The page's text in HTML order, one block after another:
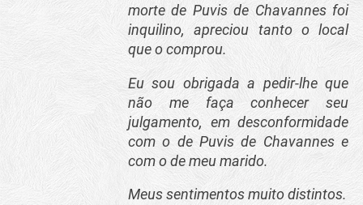
morte de Puvis de Chavannes foi
inquilino, apreciou tanto o local
que o comprou.
Eu sou obrigada a pedir-lhe que
não me faça conhecer seu
julgamento, em desconformidade
com o de Puvis de Chavannes e
com o de meu marido.
Meus sentimentos muito distintos.